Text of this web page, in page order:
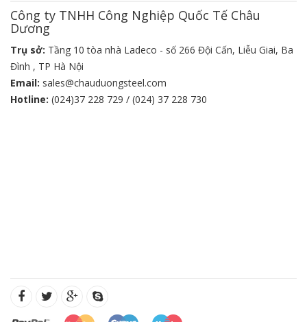
Công ty TNHH Công Nghiệp Quốc Tế Châu
Dương
Trụ sở: Tầng 10 tòa nhà Ladeco - số 266 Đội Cấn, Liễu Giai, Ba
Đình , TP Hà Nội
Email: sales@chauduongsteel.com
Hotline: (024)37 228 729 / (024) 37 228 730